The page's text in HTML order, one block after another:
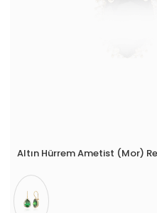
Altın Hürrem Ametist (Mor)